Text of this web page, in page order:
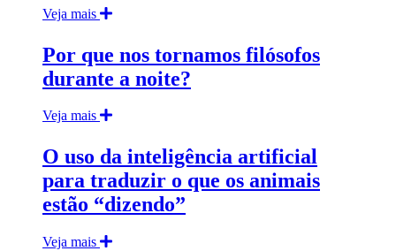
Veja mais
Por que nos tornamos filósofos
durante a noite?
Veja mais
O uso da inteligência artificial
para traduzir o que os animais
estão “dizendo”
Veja mais